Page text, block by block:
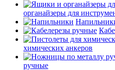
органайзеры для
химических анкеров
ручные